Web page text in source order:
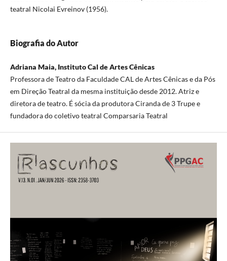
teatral Nicolai Evreinov (1956).
Biografia do Autor
Adriana Maia, Instituto Cal de Artes Cênicas
Professora de Teatro da Faculdade CAL de Artes Cênicas e da Pós
em Direção Teatral da mesma instituição desde 2012. Atriz e
diretora de teatro. É sócia da produtora Ciranda de 3 Trupe e
fundadora do coletivo teatral Comparsaria Teatral